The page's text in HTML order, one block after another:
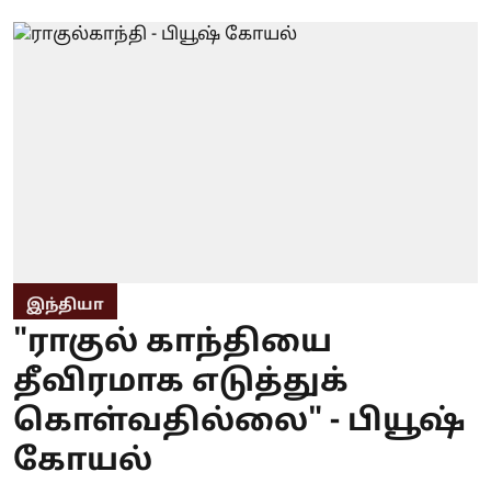
இந்தியா
"ராகுல் காந்தியை
தீவிரமாக எடுத்துக்
கொள்வதில்லை" - பியூஷ்
கோயல்